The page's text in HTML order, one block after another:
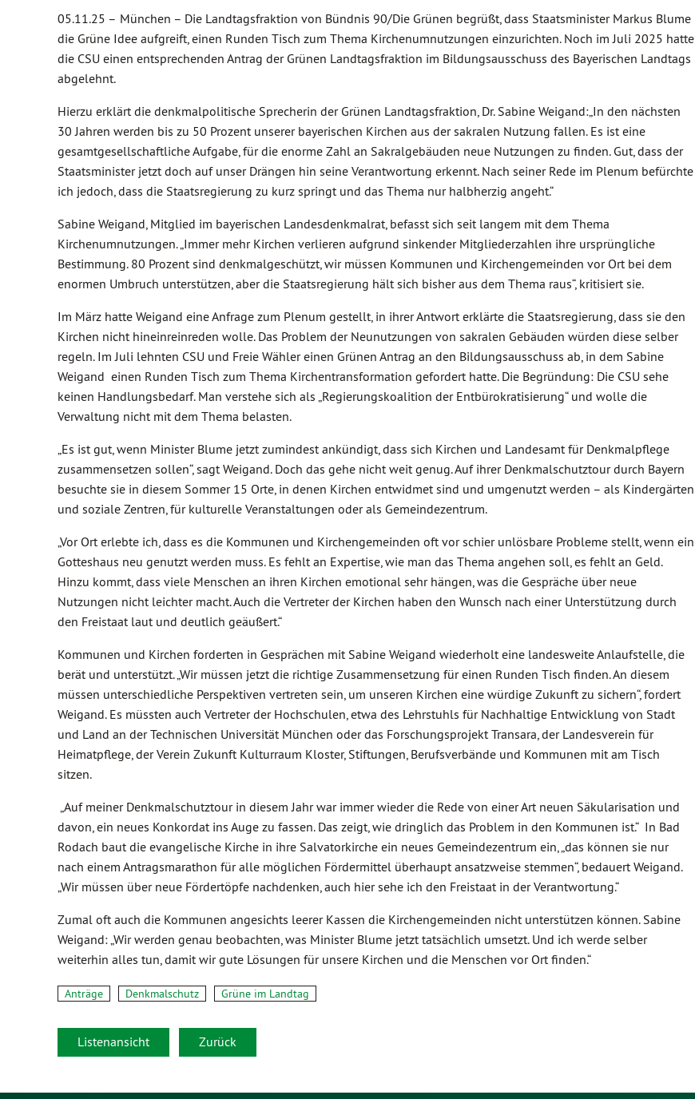
05.11.25 – München – Die Landtagsfraktion von Bündnis 90/Die Grünen begrüßt, dass Staatsminister Markus Blume
die Grüne Idee aufgreift, einen Runden Tisch zum Thema Kirchenumnutzungen einzurichten. Noch im Juli 2025 hatte
die CSU einen entsprechenden Antrag der Grünen Landtagsfraktion im Bildungsausschuss des Bayerischen Landtags
abgelehnt.
Hierzu erklärt die denkmalpolitische Sprecherin der Grünen Landtagsfraktion, Dr. Sabine Weigand:„In den nächsten
30 Jahren werden bis zu 50 Prozent unserer bayerischen Kirchen aus der sakralen Nutzung fallen. Es ist eine
gesamtgesellschaftliche Aufgabe, für die enorme Zahl an Sakralgebäuden neue Nutzungen zu finden. Gut, dass der
Staatsminister jetzt doch auf unser Drängen hin seine Verantwortung erkennt. Nach seiner Rede im Plenum befürchte
ich jedoch, dass die Staatsregierung zu kurz springt und das Thema nur halbherzig angeht.“
Sabine Weigand, Mitglied im bayerischen Landesdenkmalrat, befasst sich seit langem mit dem Thema
Kirchenumnutzungen. „Immer mehr Kirchen verlieren aufgrund sinkender Mitgliederzahlen ihre ursprüngliche
Bestimmung. 80 Prozent sind denkmalgeschützt, wir müssen Kommunen und Kirchengemeinden vor Ort bei dem
enormen Umbruch unterstützen, aber die Staatsregierung hält sich bisher aus dem Thema raus“, kritisiert sie.
Im März hatte Weigand eine Anfrage zum Plenum gestellt, in ihrer Antwort erklärte die Staatsregierung, dass sie den
Kirchen nicht hineinreinreden wolle. Das Problem der Neunutzungen von sakralen Gebäuden würden diese selber
regeln. Im Juli lehnten CSU und Freie Wähler einen Grünen Antrag an den Bildungsausschuss ab, in dem Sabine
Weigand einen Runden Tisch zum Thema Kirchentransformation gefordert hatte. Die Begründung: Die CSU sehe
keinen Handlungsbedarf. Man verstehe sich als „Regierungskoalition der Entbürokratisierung“ und wolle die
Verwaltung nicht mit dem Thema belasten.
„Es ist gut, wenn Minister Blume jetzt zumindest ankündigt, dass sich Kirchen und Landesamt für Denkmalpflege
zusammensetzen sollen“, sagt Weigand. Doch das gehe nicht weit genug. Auf ihrer Denkmalschutztour durch Bayern
besuchte sie in diesem Sommer 15 Orte, in denen Kirchen entwidmet sind und umgenutzt werden – als Kindergärten
und soziale Zentren, für kulturelle Veranstaltungen oder als Gemeindezentrum.
„Vor Ort erlebte ich, dass es die Kommunen und Kirchengemeinden oft vor schier unlösbare Probleme stellt, wenn ein
Gotteshaus neu genutzt werden muss. Es fehlt an Expertise, wie man das Thema angehen soll, es fehlt an Geld.
Hinzu kommt, dass viele Menschen an ihren Kirchen emotional sehr hängen, was die Gespräche über neue
Nutzungen nicht leichter macht. Auch die Vertreter der Kirchen haben den Wunsch nach einer Unterstützung durch
den Freistaat laut und deutlich geäußert.“
Kommunen und Kirchen forderten in Gesprächen mit Sabine Weigand wiederholt eine landesweite Anlaufstelle, die
berät und unterstützt. „Wir müssen jetzt die richtige Zusammensetzung für einen Runden Tisch finden. An diesem
müssen unterschiedliche Perspektiven vertreten sein, um unseren Kirchen eine würdige Zukunft zu sichern“, fordert
Weigand. Es müssten auch Vertreter der Hochschulen, etwa des Lehrstuhls für Nachhaltige Entwicklung von Stadt
und Land an der Technischen Universität München oder das Forschungsprojekt Transara, der Landesverein für
Heimatpflege, der Verein Zukunft Kulturraum Kloster, Stiftungen, Berufsverbände und Kommunen mit am Tisch
sitzen.
„Auf meiner Denkmalschutztour in diesem Jahr war immer wieder die Rede von einer Art neuen Säkularisation und
davon, ein neues Konkordat ins Auge zu fassen. Das zeigt, wie dringlich das Problem in den Kommunen ist.“ In Bad
Rodach baut die evangelische Kirche in ihre Salvatorkirche ein neues Gemeindezentrum ein, „das können sie nur
nach einem Antragsmarathon für alle möglichen Fördermittel überhaupt ansatzweise stemmen“, bedauert Weigand.
„Wir müssen über neue Fördertöpfe nachdenken, auch hier sehe ich den Freistaat in der Verantwortung.“
Zumal oft auch die Kommunen angesichts leerer Kassen die Kirchengemeinden nicht unterstützen können. Sabine
Weigand: „Wir werden genau beobachten, was Minister Blume jetzt tatsächlich umsetzt. Und ich werde selber
weiterhin alles tun, damit wir gute Lösungen für unsere Kirchen und die Menschen vor Ort finden.“
Anträge Denkmalschutz Grüne im Landtag
Listenansicht Zurück